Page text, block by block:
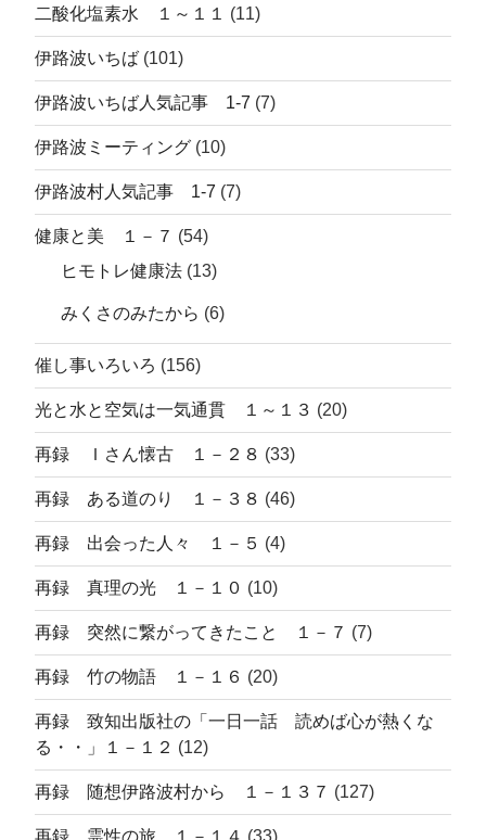
二酸化塩素水 １～１１ (11)
伊路波いちば (101)
伊路波いちば人気記事 1-7 (7)
伊路波ミーティング (10)
伊路波村人気記事 1-7 (7)
健康と美 １－７ (54)
ヒモトレ健康法 (13)
みくさのみたから (6)
催し事いろいろ (156)
光と水と空気は一気通貫 １～１３ (20)
再録 Ｉさん懐古 １－２８ (33)
再録 ある道のり １－３８ (46)
再録 出会った人々 １－５ (4)
再録 真理の光 １－１０ (10)
再録 突然に繋がってきたこと １－７ (7)
再録 竹の物語 １－１６ (20)
再録 致知出版社の「一日一話 読めば心が熱くな
る・・」１－１２ (12)
再録 随想伊路波村から １－１３７ (127)
再録 霊性の旅 １－１４ (33)